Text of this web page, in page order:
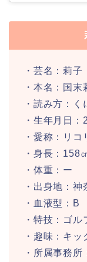
・芸名：莉子
・本名：国末
・読み方：
・生年月日
・愛称：リコ
・身長：158
・体重：ー
・出身地：
・血液型：B
・特技：ゴ
・趣味：キ
・所属事務